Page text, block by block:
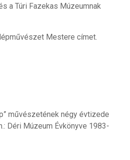
a Túri Fazekas Múzeumnak
Mestere címet.
művészetének négy évtizede
Déri Múzeum Évkönyve 1983-